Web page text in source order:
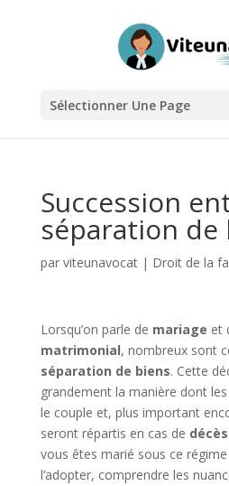
Sélectionner Une Page
Succession
séparation de
par viteunavocat| Droit de la
Lorsqu’on parle de mariage et
matrimonial, nombreux sont
séparation de biens. Cette
grandement la manière dont les
le couple et, plus important
seront répartis en cas de décès
vous êtes marié sous ce
l’adopter, comprendre les